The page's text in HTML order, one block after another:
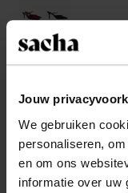
Jouw
We gebruiken
personaliseren,
en om ons
informatie over uw
Kies
14 dagen
Snelle
Achteraf